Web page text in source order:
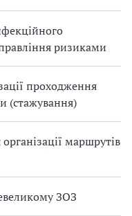
ризиками
проходження
(стажування)
маршрутів
ЗОЗ